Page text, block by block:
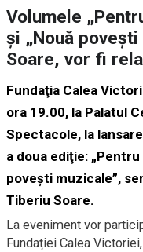
Volumele
şi „Nouă
Soare, vor fi
Fundaţia Calea
ora 19.00, la Palatul
Spectacole, la
a doua ediţie:
poveşti muzicale”,
Tiberiu Soare.
La eveniment vor
Fundației Calea